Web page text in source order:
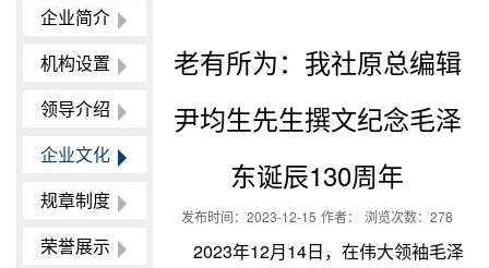
企业简介
机构设置
领导介绍
企业文化
规章制度
荣誉展示
老有所为：我社原总编辑
尹均生先生撰文纪念毛泽
东诞辰130周年
发布时间：2023-12-15 作者： 浏览次数：278
2023年12月14日，在伟大领袖毛泽